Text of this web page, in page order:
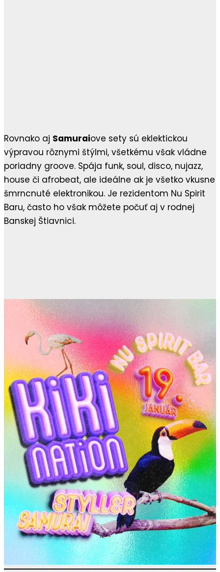
Rovnako aj Samuraiove sety sú eklektickou
výpravou rôznymi štýlmi, všetkému však vládne
poriadny groove. Spája funk, soul, disco, nujazz,
house či afrobeat, ale ideálne ak je všetko vkusne
šmrncnuté elektronikou. Je rezidentom Nu Spirit
Baru, často ho však môžete počuť aj v rodnej
Banskej Štiavnici.